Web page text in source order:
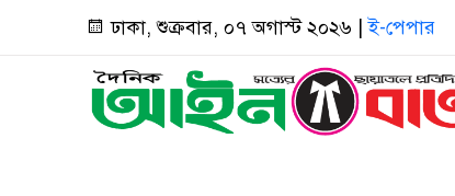
ঢাকা, শুক্রবার, ০৭ অগাস্ট ২০২৬ |ই-পেপার